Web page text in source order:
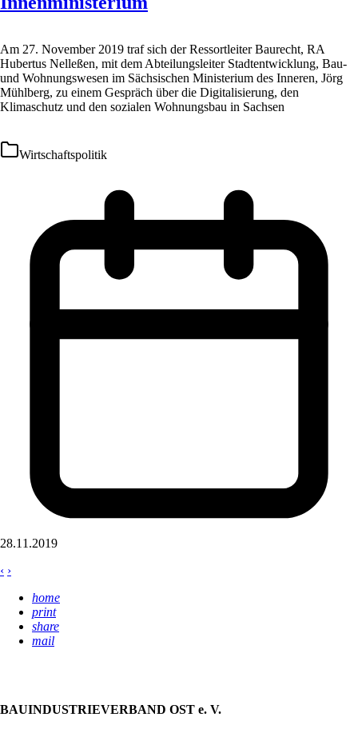
Am 27. November 2019 traf sich der Ressortleiter Baurecht, RA
Hubertus Nelleßen, mit dem Abteilungsleiter Stadtentwicklung, Bau-
und Wohnungswesen im Sächsischen Ministerium des Inneren, Jörg
Mühlberg, zu einem Gespräch über die Digitalisierung, den
Klimaschutz und den sozialen Wohnungsbau in Sachsen
Wirtschaftspolitik
28.11.2019
‹ ›
home
print
share
mail
BAUINDUSTRIEVERBAND OST e. V.